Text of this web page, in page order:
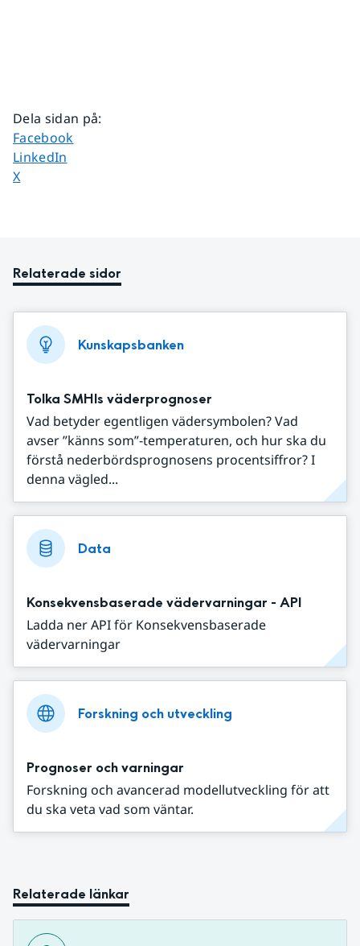
Dela sidan på:
Dela sidan på
Facebook
Dela sidan på
LinkedIn
Dela sidan på
X
Relaterade sidor
Kunskapsbanken
Tolka SMHIs väderprognoser
Vad betyder egentligen vädersymbolen? Vad
avser ”känns som”-temperaturen, och hur ska du
förstå nederbördsprognosens procentsiffror? I
denna vägled...
Data
Konsekvensbaserade vädervarningar - API
Ladda ner API för Konsekvensbaserade
vädervarningar
Forskning och utveckling
Prognoser och varningar
Forskning och avancerad modellutveckling för att
du ska veta vad som väntar.
Relaterade länkar